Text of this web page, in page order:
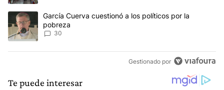
Un artículo de tendencia con el título "García Cuerva cuestionó
García Cuerva cuestionó a los políticos por la
pobreza
30
Gestionado por